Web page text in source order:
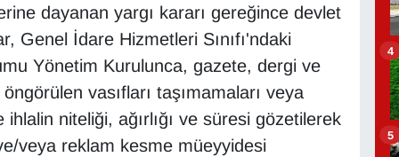
dayanan yargı kararı gereğince devlet
Genel İdare Hizmetleri Sınıfı'ndaki
Yönetim Kurulunca, gazete, dergi ve
vasıfları taşımamaları veya
niteliği, ağırlığı ve süresi gözetilerek
veya reklam kesme müeyyidesi
4
5